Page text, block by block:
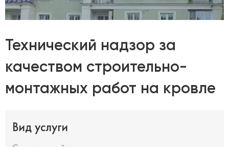
Технический надзор за
качеством строительно-
монтажных работ на кровле
Вид услуги